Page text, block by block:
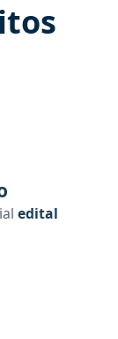
material
edital